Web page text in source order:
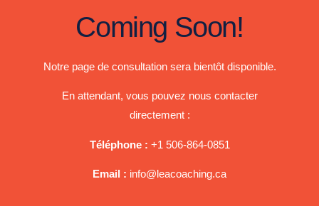
Coming Soon!
Notre page de consultation sera bientôt disponible.
En attendant, vous pouvez nous contacter
directement :
Téléphone : +1 506-864-0851
Email : info@leacoaching.ca